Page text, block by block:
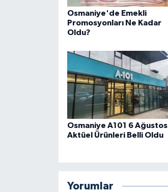
Osmaniye'de Emekli
Promosyonları Ne Kadar
Oldu?
Osmaniye A101 6 Ağustos
Aktüel Ürünleri Belli Oldu
Yorumlar